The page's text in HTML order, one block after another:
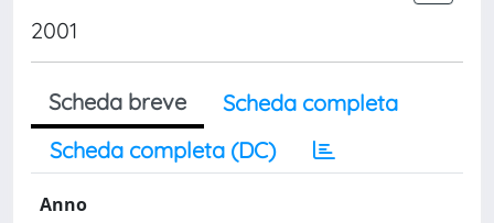
2001
Scheda breve
Scheda completa
Scheda completa (DC)
Anno